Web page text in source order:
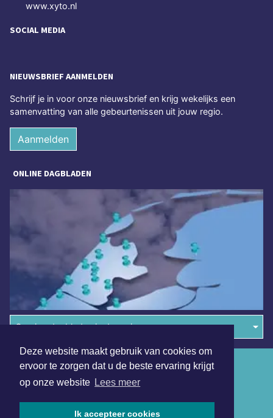
Deze website maakt gebruik van cookies om
ervoor te zorgen dat u de beste ervaring krijgt
op onze website Lees meer
Ik accepteer cookies
www.xyto.nl
SOCIAL MEDIA
NIEUWSBRIEF AANMELDEN
Schrijf je in voor onze nieuwsbrief en krijg wekelijks een
samenvatting van alle gebeurtenissen uit jouw regio.
Aanmelden
ONLINE DAGBLADEN
Overige dagbladen in de regio
Algemene voorwaarden
Disclaimer